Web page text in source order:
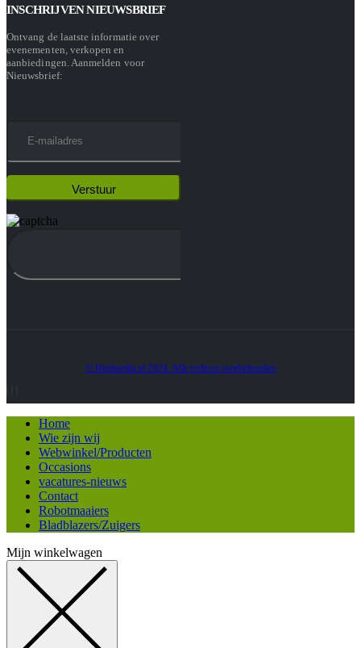
INSCHRIJVEN NIEUWSBRIEF
Ontvang de laatste informatie over
evenementen, verkopen en
aanbiedingen. Aanmelden voor
Nieuwsbrief:
© Heatmedia.nl 2024. Alle rechten voorbehouden
Home
Wie zijn wij
Webwinkel/Producten
Occasions
vacatures-nieuws
Contact
Robotmaaiers
Bladblazers/Zuigers
Mijn winkelwagen